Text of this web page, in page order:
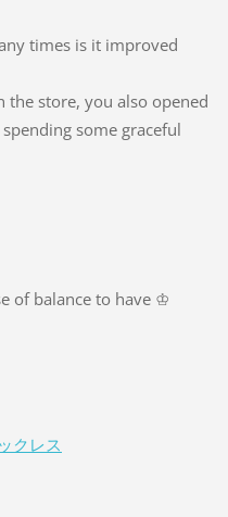
times is it improved
the store, you also opened
some graceful
of balance to have ♔
クレス